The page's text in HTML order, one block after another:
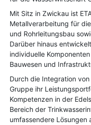
Mit Sitz in Zwickau ist
Metallverarbeitung für
und Rohrleitungsbau
Darüber hinaus
individuelle
Bauwesen und
Durch die Integration von
Gruppe ihr
Kompetenzen in der
Bereich der
umfassendere